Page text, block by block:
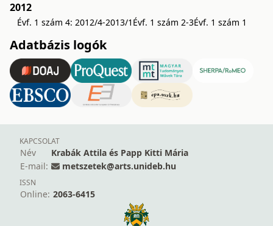
2012
Évf. 1 szám 4: 2012/4-2013/1 Évf. 1 szám 2-3Évf. 1 szám 1
Adatbázis logók
KAPCSOLAT
Név
Krabák Attila és Papp Kitti Mária
E-mail:
metszetek@arts.unideb.hu
ISSN
Online: 2063-6415